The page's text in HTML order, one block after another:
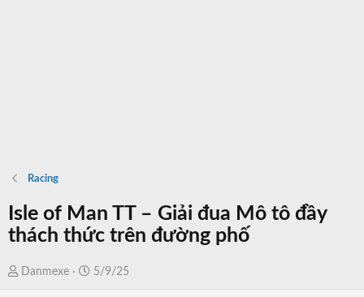
Racing
Isle of Man TT – Giải đua Mô tô đầy
thách thức trên đường phố
T
Danmexe
N
5/9/25